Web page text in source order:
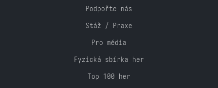
Podpořte nás
Stáž / Praxe
Pro média
Fyzická sbírka her
Top 100 her